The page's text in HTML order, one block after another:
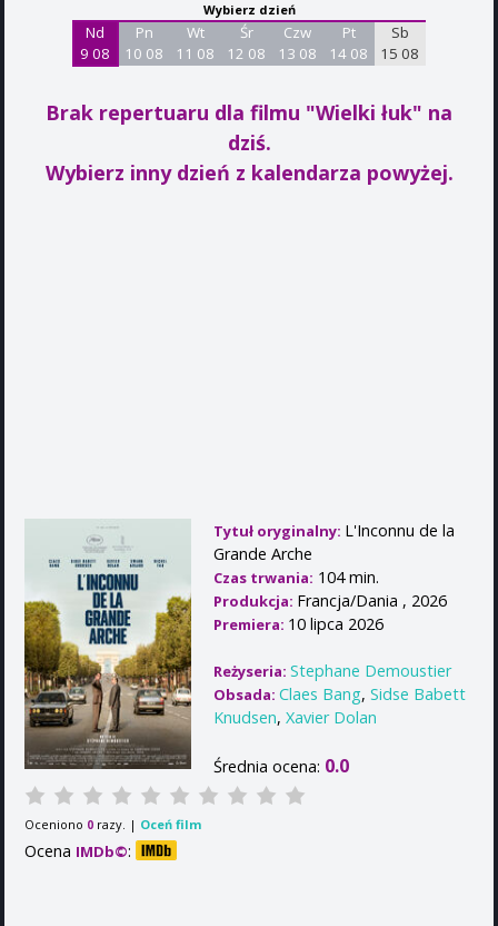
Wybierz dzień
Nd
9 08
Pn
10 08
Wt
11 08
Śr
12 08
Czw
13 08
Pt
14 08
Sb
15 08
Brak repertuaru dla filmu "Wielki łuk" na
dziś.
Wybierz inny dzień z kalendarza powyżej.
Tytuł oryginalny: L'Inconnu de la
Grande Arche
Czas trwania: 104 min.
Produkcja: Francja/Dania , 2026
Premiera: 10 lipca 2026
Reżyseria: Stephane Demoustier
Obsada: Claes Bang, Sidse Babett
Knudsen, Xavier Dolan
Średnia ocena: 0.0
Oceniono 0 razy. | Oceń film
Ocena IMDb©: